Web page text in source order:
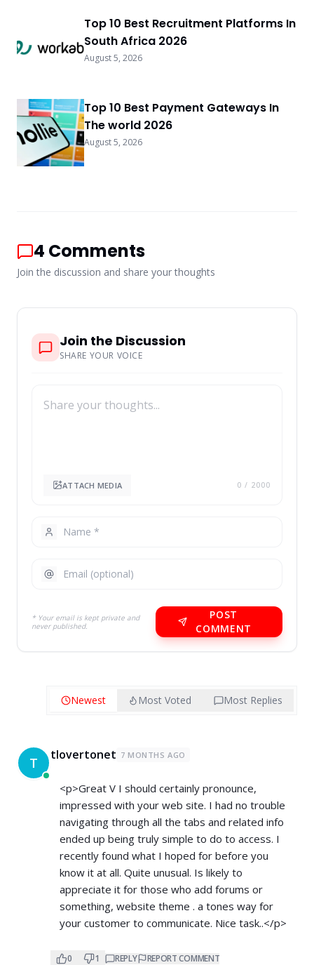
Top 10 Best Recruitment Platforms In
South Africa 2026
August 5, 2026
Top 10 Best Payment Gateways In
The world 2026
August 5, 2026
4 Comments
Join the discussion and share your thoughts
Join the Discussion
SHARE YOUR VOICE
ATTACH MEDIA 0 / 2000
* Your email is kept private and
never published.
POST
COMMENT
Newest Most Voted Most Replies
T tlovertonet 7 MONTHS AGO
<p>Great V I should certainly pronounce,
impressed with your web site. I had no trouble
navigating through all the tabs and related info
ended up being truly simple to do to access. I
recently found what I hoped for before you
know it at all. Quite unusual. Is likely to
appreciate it for those who add forums or
something, website theme . a tones way for
your customer to communicate. Nice task..</p>
0 1 REPLY REPORT COMMENT